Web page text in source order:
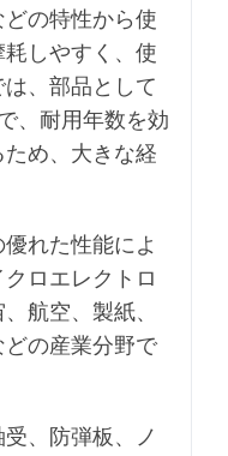
の特性から使
しやすく、使
、部品として
、耐用年数を効
め、大きな経
れた性能によ
ロエレクトロ
航空、製紙、
の産業分野で
、防弾板、ノ